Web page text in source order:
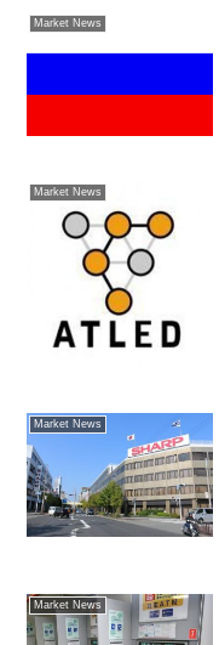
Market News
Market News
Market News
Market News